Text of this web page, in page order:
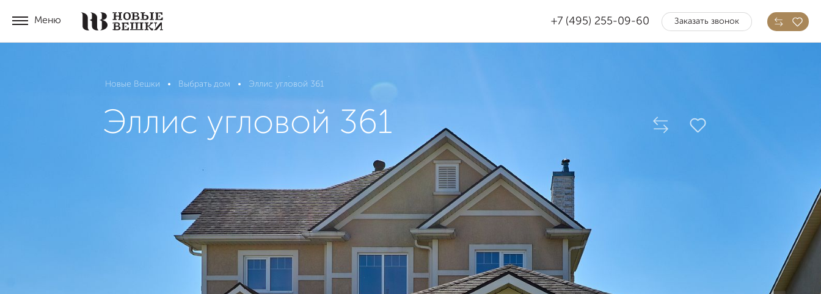
Меню +7 (495) 255-09-60 Заказать звонок
Новые Вешки Выбрать дом Эллис угловой 361
Эллис угловой 361